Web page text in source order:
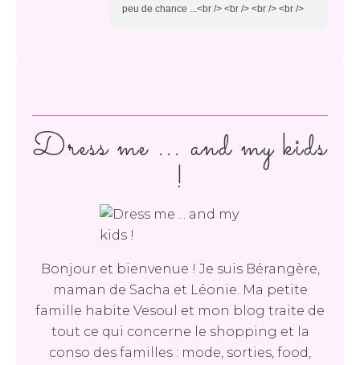
peu de chance ...<br /> <br /> <br /> <br />
Dress me ... and my kids
!
Bonjour et bienvenue ! Je suis Bérangère,
maman de Sacha et Léonie. Ma petite
famille habite Vesoul et mon blog traite de
tout ce qui concerne le shopping et la
conso des familles : mode, sorties, food,